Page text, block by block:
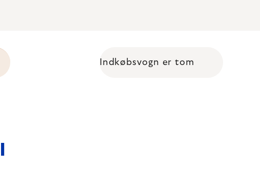
Shopping cart
Indkøbsvogn er tom